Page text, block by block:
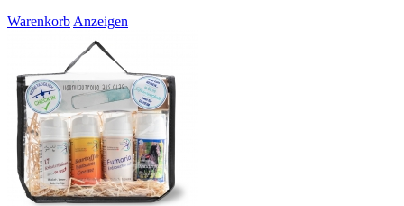
Warenkorb Anzeigen